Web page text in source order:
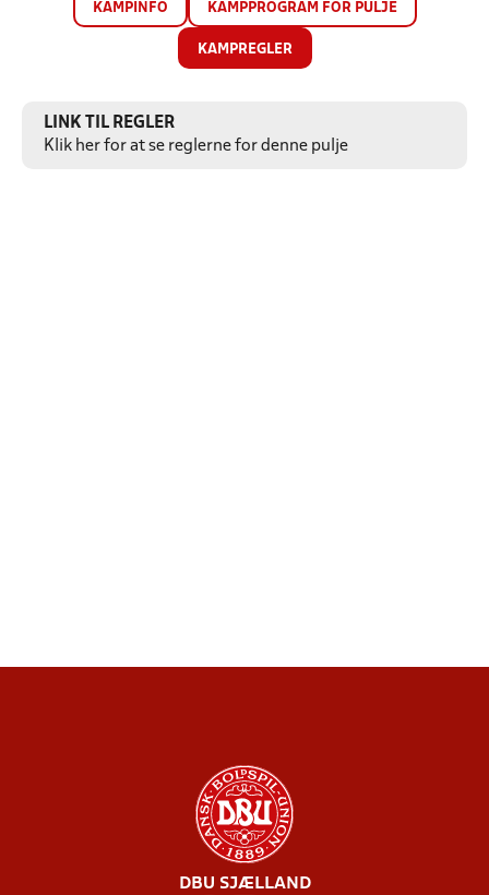
KAMPINFO KAMPPROGRAM FOR PULJE
KAMPREGLER
LINK TIL REGLER
Klik her for at se reglerne for denne pulje
DBU SJÆLLAND